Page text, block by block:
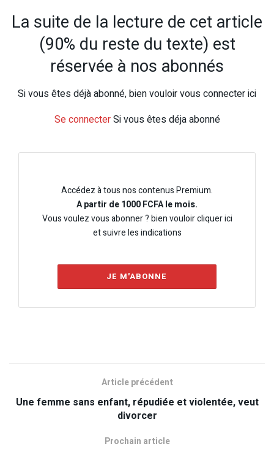
La suite de la lecture de cet article
(90% du reste du texte) est
réservée à nos abonnés
Si vous êtes déjà abonné, bien vouloir vous connecter ici
Se connecterSi vous êtes déja abonné
Accédez à tous nos contenus Premium.
A partir de 1000 FCFA le mois.
Vous voulez vous abonner ? bien vouloir cliquer ici
et suivre les indications
JE M'ABONNE
Article précédent
Une femme sans enfant, répudiée et violentée, veut
divorcer
Prochain article